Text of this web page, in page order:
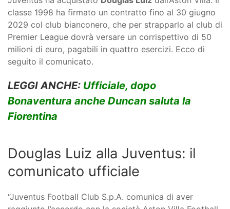
classe 1998 ha firmato un contratto fino al 30 giugno
2029 col club bianconero, che per strapparlo al club di
Premier League dovrà versare un corrispettivo di 50
milioni di euro, pagabili in quattro esercizi. Ecco di
seguito il comunicato.
LEGGI ANCHE: Ufficiale, dopo
Bonaventura anche Duncan saluta la
Fiorentina
Douglas Luiz alla Juventus: il
comunicato ufficiale
“Juventus Football Club S.p.A. comunica di aver